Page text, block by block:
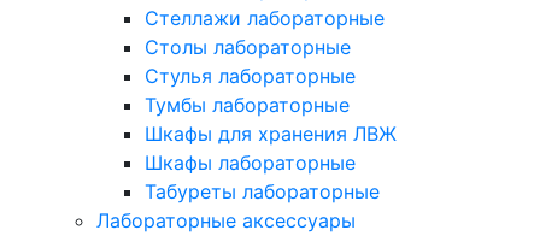
Стеллажи лабораторные
Столы лабораторные
Стулья лабораторные
Тумбы лабораторные
Шкафы для хранения ЛВЖ
Шкафы лабораторные
Табуреты лабораторные
Лабораторные аксессуары